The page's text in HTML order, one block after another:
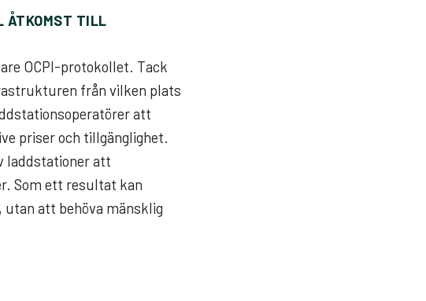
ÅTKOMST TILL
OCPI-protokollet. Tack
från vilken plats
att
priser och tillgänglighet.
laddstationer att
Som ett resultat kan
att behöva mänsklig